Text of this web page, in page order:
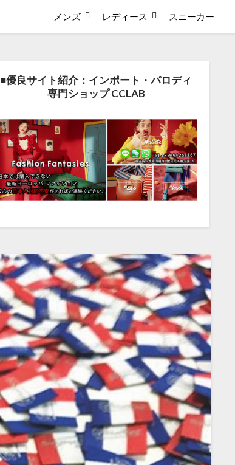
メンズ レディース スニーカー
■優良サイト紹介：インポート・パロディ
専門ショップ CCLAB